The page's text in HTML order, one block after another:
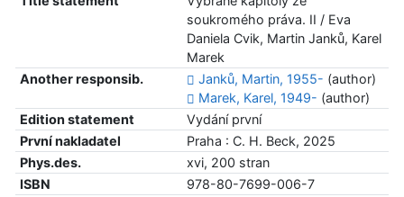
soukromého práva. II / Eva
Daniela Cvik, Martin Janků, Karel
Marek
Another responsib.
Janků, Martin, 1955- (author)
Marek, Karel, 1949- (author)
Edition statement
Vydání první
První nakladatel
Praha : C. H. Beck, 2025
Phys.des.
xvi, 200 stran
ISBN
978-80-7699-006-7